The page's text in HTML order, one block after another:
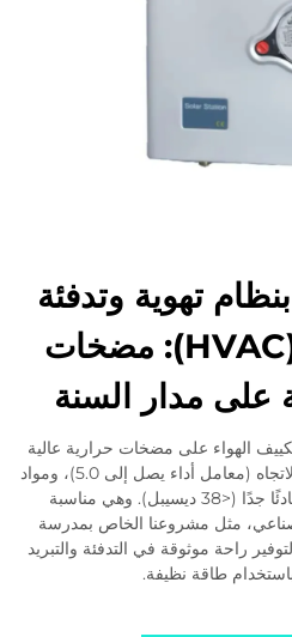
تهوية وتدفئة
وتكييف الهواء (HVAC): مضخات
على مدار السنة
الهواء على مضخات حرارية عالية
الكفاءة، توفر تبريدًا/تدفئة ثنائية الاتجاه (معامل أداء يصل إلى 5.0)، ومواد
تبريد صديقة للبيئة، وتشغيلًا هادئًا جدًا (<38 ديسيبل). وهي مناسبة
مثل مشروعنا الخاص بمدرسة
متر مربع، لتوفير راحة موثوقة في التدفئة والتبريد
طاقة نظيفة.